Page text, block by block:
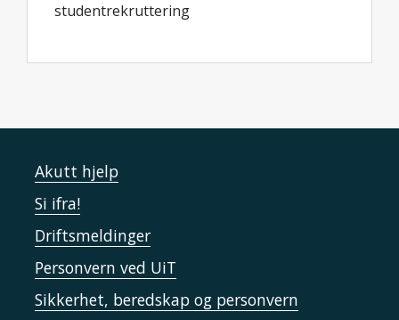
studentrekruttering
Akutt hjelp
Si ifra!
Driftsmeldinger
Personvern ved UiT
Sikkerhet, beredskap og personvern